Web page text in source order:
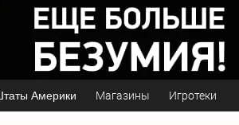
Америки Магазины Игротеки